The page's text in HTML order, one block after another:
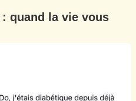
quand la vie vous